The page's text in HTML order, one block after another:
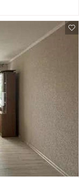
96.7/55.6/24 м2:
кімнат • дві
сторони
Один з кращих
утеплений
ліфти,
вихід із будинку
система
березі Дніпра із
для
затишні вхідні
та охорона 24/7.
до м. Лівобережна
На території ЖК та
краси,
відділення